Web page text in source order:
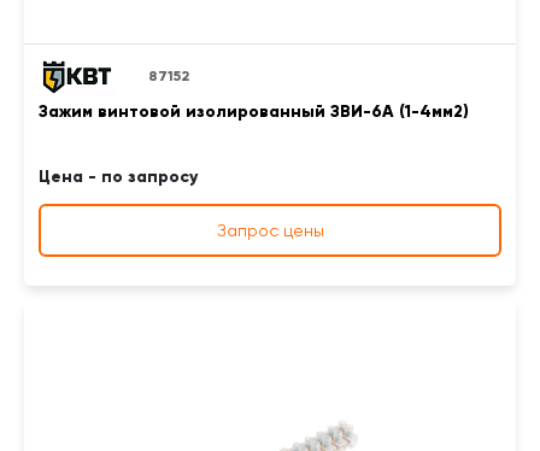
87152
Зажим винтовой изолированный ЗВИ-6А (1-4мм2)
Цена - по запросу
Запрос цены